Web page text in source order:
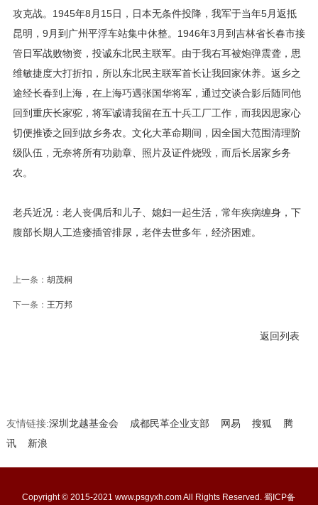
攻克战。1945年8月15日，日本无条件投降，我军于当年5月返抵
昆明，9月到广州平浮车站集中休整。1946年3月到吉林省长春市接
管日军战败物资，投诚东北民主联军。由于我右耳被炮弹震聋，思
维敏捷度大打折扣，所以东北民主联军首长让我回家休养。返乡之
途经长春到上海，在上海巧遇张国华将军，通过交谈合影后随同他
回到重庆长家驼，将军诚请我留在五十兵工厂工作，而我因思家心
切便推诿之回到故乡务农。文化大革命期间，因全国大范围清理阶
级队伍，无奈将所有功勋章、照片及证件烧毁，而后长居家乡务
农。
老兵近况：老人丧偶后和儿子、媳妇一起生活，常年疾病缠身，下
腹部长期人工造瘘插管排尿，老伴去世多年，经济困难。
上一条： 胡茂桐
下一条： 王万邦
返回列表
友情链接:深圳龙越基金会 成都民革企业支部 网易 搜狐
腾
讯
新浪
Copyright © 2015-2021 www.psgyxh.com All Rights Reserved.蜀ICP备